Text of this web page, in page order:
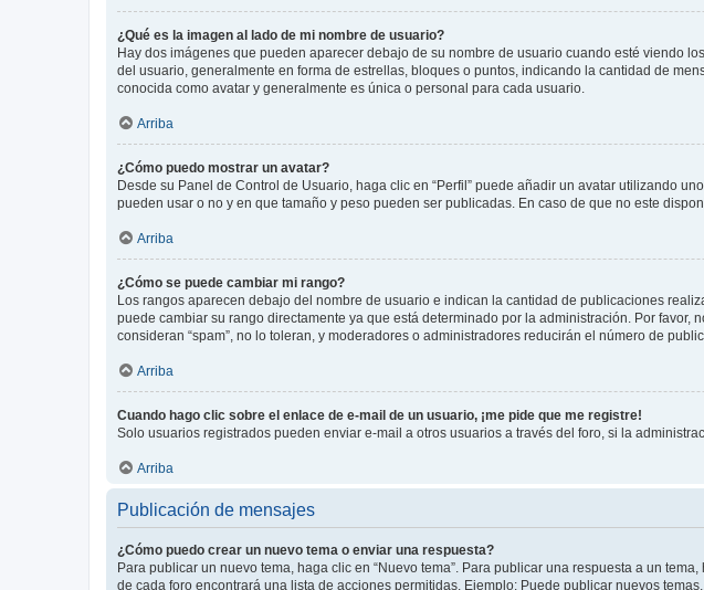
¿Qué es la imagen al lado de mi nombre de usuario?
Hay dos imágenes que pueden aparecer debajo de su nombre de usuario cuando esté viendo
del usuario, generalmente en forma de estrellas, bloques o puntos, indicando la cantidad de
conocida como avatar y generalmente es única o personal para cada usuario.
Arriba
¿Cómo puedo mostrar un avatar?
Desde su Panel de Control de Usuario, haga clic en “Perfil” puede añadir un avatar utilizando
pueden usar o no y en que tamaño y peso pueden ser publicadas. En caso de que no este
Arriba
¿Cómo se puede cambiar mi rango?
Los rangos aparecen debajo del nombre de usuario e indican la cantidad de publicaciones
puede cambiar su rango directamente ya que está determinado por la administración. Por
consideran “spam”, no lo toleran, y moderadores o administradores reducirán el número de
Arriba
Cuando hago clic sobre el enlace de e-mail de un usuario, ¡me pide que me registre!
Solo usuarios registrados pueden enviar e-mail a otros usuarios a través del foro, si la
Arriba
Publicación de mensajes
¿Cómo puedo crear un nuevo tema o enviar una respuesta?
Para publicar un nuevo tema, haga clic en “Nuevo tema”. Para publicar una respuesta a un
de cada foro encontrará una lista de acciones permitidas. Ejemplo: Puede publicar nuevos